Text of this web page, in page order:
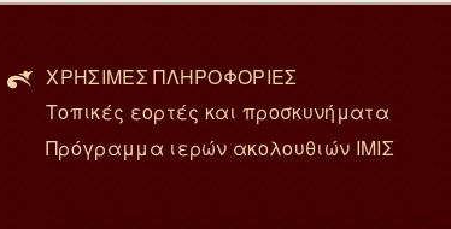
ΧΡΗΣΙΜΕΣ ΠΛΗΡΟΦΟΡΙΕΣ
Τοπικές εορτές και προσκυνήματα
Πρόγραμμα ιερών ακολουθιών ΙΜΙΣ